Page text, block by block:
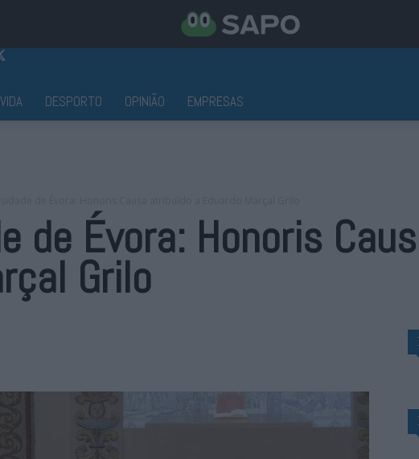
DESPORTO OPINIÃO EMPRESAS
de Évora: Honoris
Grilo